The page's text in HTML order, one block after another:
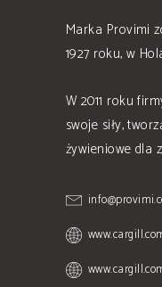
Marka Provimi
1927 roku, w
W 2011 roku
swoje siły,
żywieniowe dla